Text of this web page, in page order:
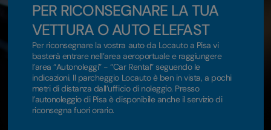
PER RICONSEGNARE LA TUA
VETTURA O AUTO ELEFAST
Per riconsegnare la vostra auto da Locauto a Pisa vi
basterà entrare nell’area aeroportuale e raggiungere
l’area “Autonoleggi” - “Car Rental” seguendo le
indicazioni. Il parcheggio Locauto è ben in vista, a pochi
metri di distanza dall’ufficio di noleggio. Presso
l’autonoleggio di Pisa è disponibile anche il servizio di
riconsegna fuori orario.